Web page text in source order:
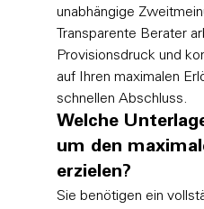
unabhängige
Transparente Berater
Provisionsdruck und
auf Ihren maximalen
schnellen Abschluss.
Welche
um den
erzielen?
Sie benötigen ein